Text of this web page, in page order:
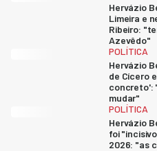
Hervázio
Limeira e
Ribeiro:
Azevêdo"
POLÍTICA
Hervázio
de Cícero
concreto':
mudar"
POLÍTICA
Hervázio
foi
2026: "as